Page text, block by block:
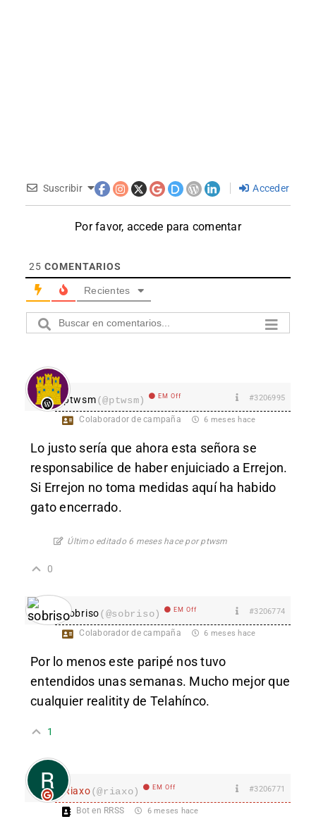
Suscribir Acceder
Por favor, accede para comentar
25 COMENTARIOS
Recientes
ptwsm(@ptwsm) EM Off #3206995
Colaborador de campaña 6 meses hace
Lo justo sería que ahora esta señora se
responsabilice de haber enjuiciado a Errejon.
Si Errejon no toma medidas aquí ha habido
gato encerrado.
Último editado 6 meses hace por ptwsm
0
sobriso(@sobriso) EM Off #3206774
Colaborador de campaña 6 meses hace
Por lo menos este paripé nos tuvo
entendidos unas semanas. Mucho mejor que
cualquier realitity de Telahínco.
1
Riaxo(@riaxo) EM Off #3206771
Bot en RRSS 6 meses hace